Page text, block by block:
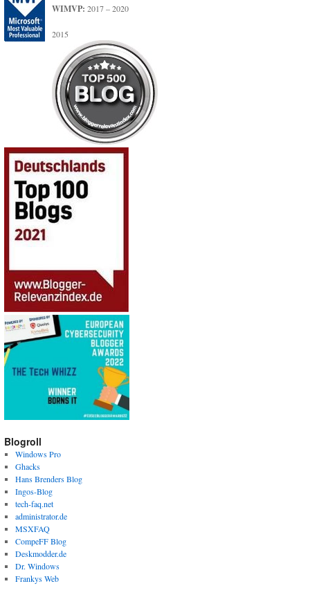
WIMVP: 2017 – 2020
2015
Blogroll
Windows Pro
Ghacks
Hans Brenders Blog
Ingos-Blog
tech-faq.net
administrator.de
MSXFAQ
CompeFF Blog
Deskmodder.de
Dr. Windows
Frankys Web